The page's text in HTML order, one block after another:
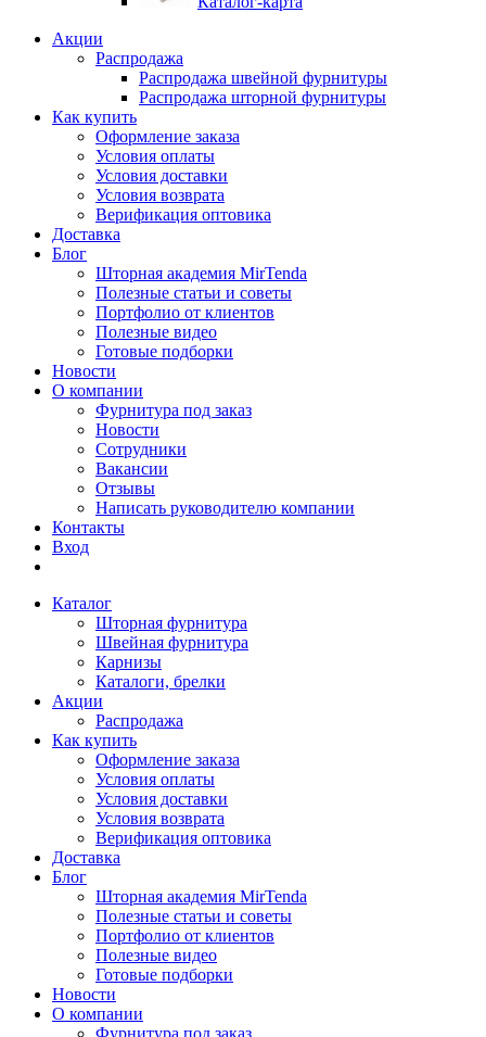
Акции
Распродажа
Распродажа швейной фурнитуры
Распродажа шторной фурнитуры
Как купить
Оформление заказа
Условия оплаты
Условия доставки
Условия возврата
Верификация оптовика
Доставка
Блог
Шторная академия MirTenda
Полезные статьи и советы
Портфолио от клиентов
Полезные видео
Готовые подборки
Новости
О компании
Фурнитура под заказ
Новости
Сотрудники
Вакансии
Отзывы
Написать руководителю компании
Контакты
Вход
Каталог
Шторная фурнитура
Швейная фурнитура
Карнизы
Каталоги, брелки
Акции
Распродажа
Как купить
Оформление заказа
Условия оплаты
Условия доставки
Условия возврата
Верификация оптовика
Доставка
Блог
Шторная академия MirTenda
Полезные статьи и советы
Портфолио от клиентов
Полезные видео
Готовые подборки
Новости
О компании
Фурнитура под заказ